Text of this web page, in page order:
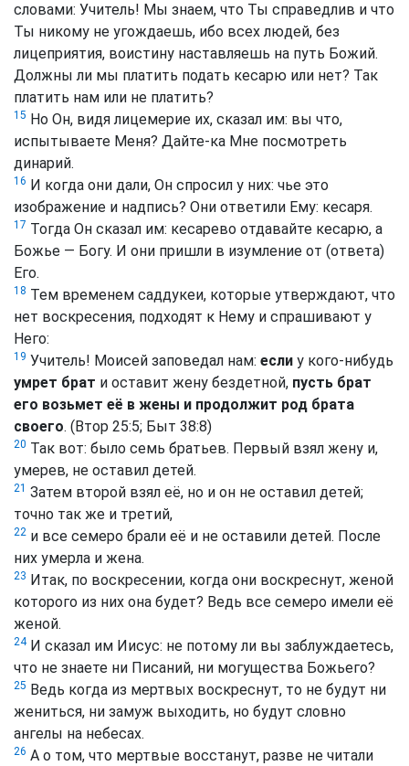
словами: Учитель! Мы знаем, что Ты справедлив и что
Ты никому не угождаешь, ибо всех людей, без
лицеприятия, воистину наставляешь на путь Божий.
Должны ли мы платить подать кесарю или нет? Так
платить нам или не платить?
15 Но Он, видя лицемерие их, сказал им: вы что,
испытываете Меня? Дайте-ка Мне посмотреть
динарий.
16 И когда они дали, Он спросил у них: чье это
изображение и надпись? Они ответили Ему: кесаря.
17 Тогда Он сказал им: кесарево отдавайте кесарю, а
Божье — Богу. И они пришли в изумление от (ответа)
Его.
18 Тем временем саддукеи, которые утверждают, что
нет воскресения, подходят к Нему и спрашивают у
Него:
19 Учитель! Моисей заповедал нам: если у кого-нибудь
умрет брат и оставит жену бездетной, пусть брат
его возьмет её в жены и продолжит род брата
своего. (Втор 25:5; Быт 38:8)
20 Так вот: было семь братьев. Первый взял жену и,
умерев, не оставил детей.
21 Затем второй взял её, но и он не оставил детей;
точно так же и третий,
22 и все семеро брали её и не оставили детей. После
них умерла и жена.
23 Итак, по воскресении, когда они воскреснут, женой
которого из них она будет? Ведь все семеро имели её
женой.
24И сказал им Иисус: не потому ли вы заблуждаетесь,
что не знаете ни Писаний, ни могущества Божьего?
25 Ведь когда из мертвых воскреснут, то не будут ни
жениться, ни замуж выходить, но будут словно
ангелы на небесах.
26 А о том, что мертвые восстанут, разве не читали